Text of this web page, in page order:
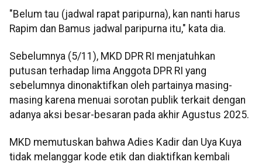
"Belum tau (jadwal rapat paripurna), kan nanti harus
Rapim dan Bamus jadwal paripurna itu," kata dia.
Sebelumnya (5/11), MKD DPR RI menjatuhkan
putusan terhadap lima Anggota DPR RI yang
sebelumnya dinonaktifkan oleh partainya masing-
masing karena menuai sorotan publik terkait dengan
adanya aksi besar-besaran pada akhir Agustus 2025.
MKD memutuskan bahwa Adies Kadir dan Uya Kuya
tidak melanggar kode etik dan diaktifkan kembali